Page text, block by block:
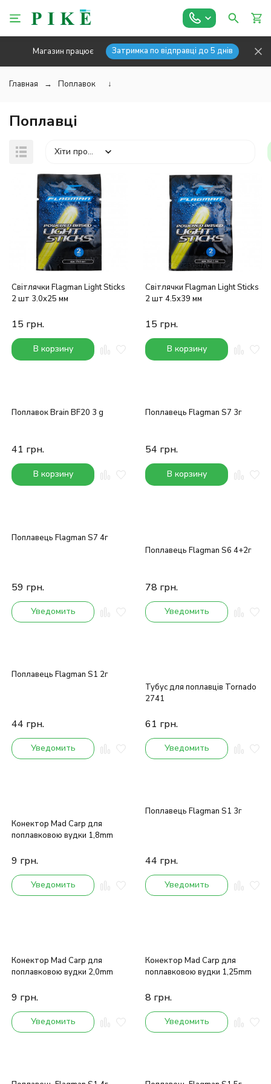
Магазин працює Затримка по відправці до 5 днів
Главная Поплавок ↓
Поплавці
Хіти продажів
Світлячки Flagman Light Sticks
2 шт 3.0x25 мм
15 грн.
В корзину
Світлячки Flagman Light Sticks
2 шт 4.5x39 мм
15 грн.
В корзину
Поплавок Brain BF20 3 g
41 грн.
В корзину
Поплавець Flagman S7 3г
54 грн.
В корзину
Поплавець Flagman S7 4г
59 грн.
Уведомить
Поплавець Flagman S6 4+2г
78 грн.
Уведомить
Поплавець Flagman S1 2г
44 грн.
Уведомить
Тубус для поплавців Tornado
2741
61 грн.
Уведомить
Конектор Mad Carp для
поплавковою вудки 1,8mm
9 грн.
Уведомить
Поплавець Flagman S1 3г
44 грн.
Уведомить
Конектор Mad Carp для
поплавковою вудки 2,0mm
9 грн.
Уведомить
Конектор Mad Carp для
поплавковою вудки 1,25mm
8 грн.
Уведомить